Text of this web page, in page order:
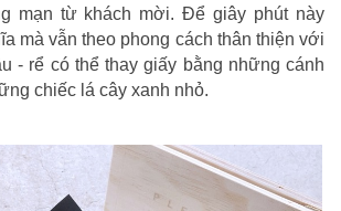
mạn từ khách mời. Để giây phút này
mà vẫn theo phong cách thân thiện với
- rể có thể thay giấy bằng những cánh
chiếc lá cây xanh nhỏ.